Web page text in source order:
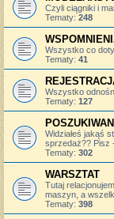
Czyli ciągniki i
Tematy: 248
Wszystko co
Tematy: 41
Wszystko
Tematy: 127
Widziałeś jakąś
sprzedaż?? Pisz
Tematy: 302
WARSZTAT
Tutaj
maszyn, a
Tematy: 398